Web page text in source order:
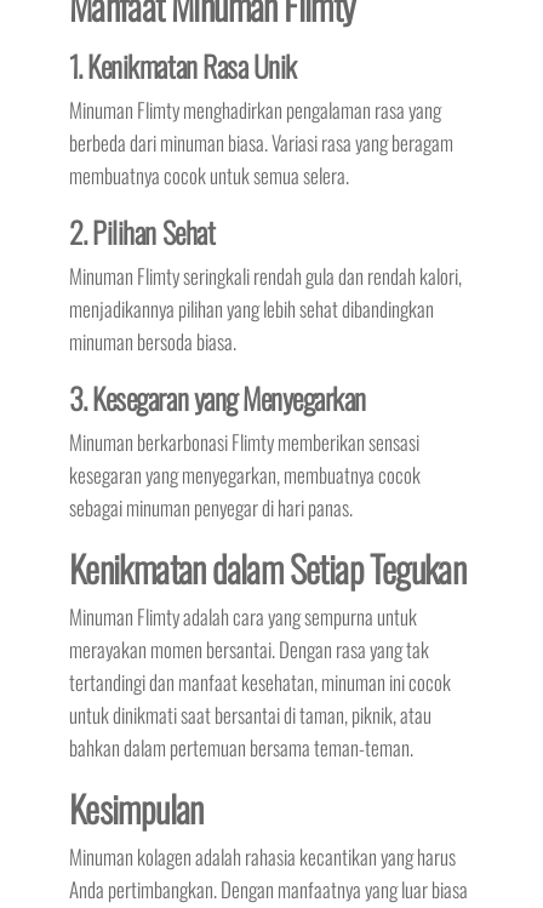
1. Kenikmatan Rasa Unik
Minuman Flimty menghadirkan pengalaman rasa yang
berbeda dari minuman biasa. Variasi rasa yang beragam
membuatnya cocok untuk semua selera.
2. Pilihan Sehat
Minuman Flimty seringkali rendah gula dan rendah kalori,
menjadikannya pilihan yang lebih sehat dibandingkan
minuman bersoda biasa.
3. Kesegaran yang Menyegarkan
Minuman berkarbonasi Flimty memberikan sensasi
kesegaran yang menyegarkan, membuatnya cocok
sebagai minuman penyegar di hari panas.
Kenikmatan dalam Setiap Tegukan
Minuman Flimty adalah cara yang sempurna untuk
merayakan momen bersantai. Dengan rasa yang tak
tertandingi dan manfaat kesehatan, minuman ini cocok
untuk dinikmati saat bersantai di taman, piknik, atau
bahkan dalam pertemuan bersama teman-teman.
Kesimpulan
Minuman kolagen adalah rahasia kecantikan yang harus
Anda pertimbangkan. Dengan manfaatnya yang luar biasa